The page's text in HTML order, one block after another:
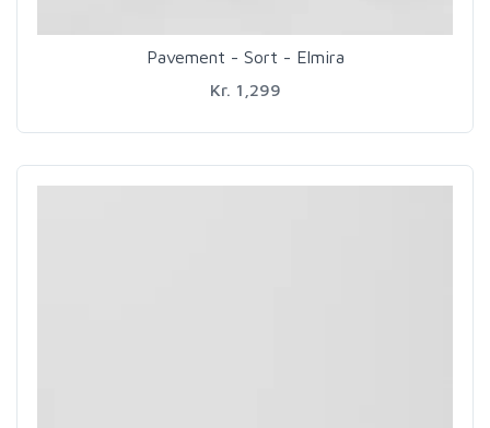
Pavement - Sort - Elmira
Kr. 1,299